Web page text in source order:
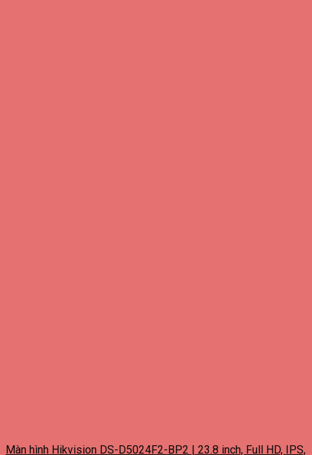
Màn hình Hikvision DS-D5024F2-BP2 | 23.8 inch, Full HD, IPS,